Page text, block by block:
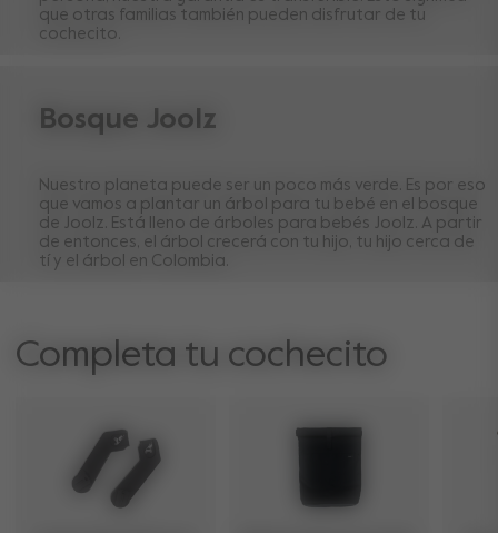
que otras familias también pueden disfrutar de tu
cochecito.
Bosque Joolz
Nuestro planeta puede ser un poco más verde. Es por eso
que vamos a plantar un árbol para tu bebé en el bosque
de Joolz. Está lleno de árboles para bebés Joolz. A partir
de entonces, el árbol crecerá con tu hijo, tu hijo cerca de
tí y el árbol en Colombia.
Completa tu cochecito